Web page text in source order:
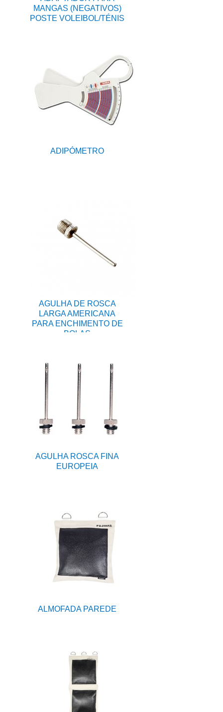
MANGAS (NEGATIVOS)
POSTE VOLEIBOL/TÉNIS
ADIPÓMETRO
AGULHA DE ROSCA
LARGA AMERICANA
PARA ENCHIMENTO DE
BOLAS
AGULHA ROSCA FINA
EUROPEIA
ALMOFADA PAREDE